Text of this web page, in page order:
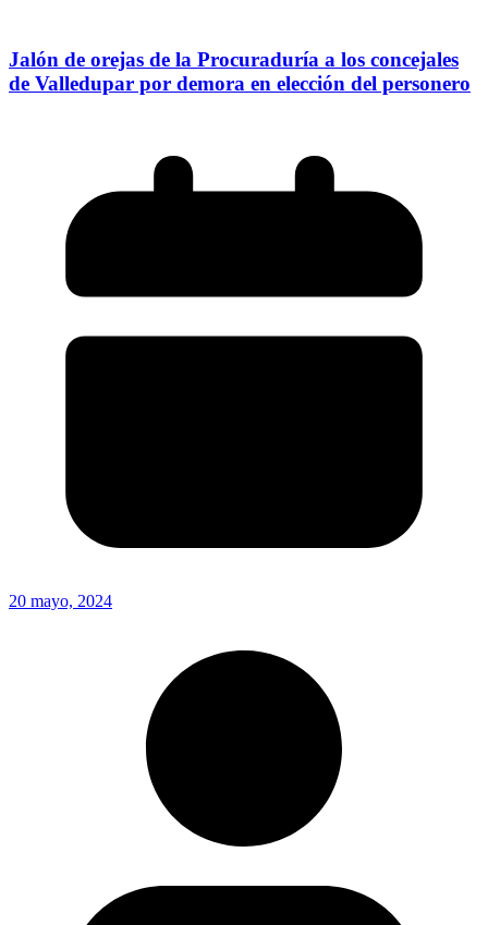
Jalón de orejas de la Procuraduría a los concejales
de Valledupar por demora en elección del personero
20 mayo, 2024